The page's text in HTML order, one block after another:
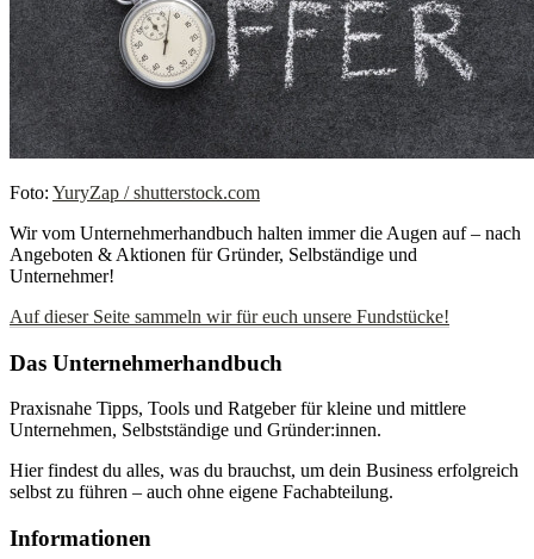
Foto: YuryZap / shutterstock.com
Wir vom Unternehmerhandbuch halten immer die Augen auf – nach
Angeboten & Aktionen für Gründer, Selbständige und
Unternehmer!
Auf dieser Seite sammeln wir für euch unsere Fundstücke!
Das Unternehmerhandbuch
Praxisnahe Tipps, Tools und Ratgeber für kleine und mittlere
Unternehmen, Selbstständige und Gründer:innen.
Hier findest du alles, was du brauchst, um dein Business erfolgreich
selbst zu führen – auch ohne eigene Fachabteilung.
Informationen